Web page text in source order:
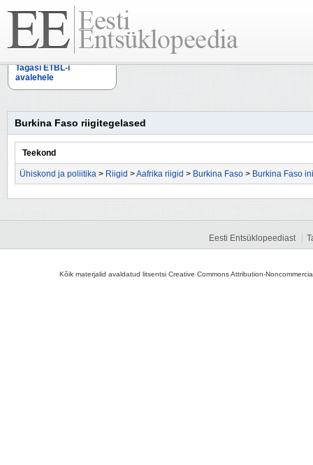
Tagasi ETBL-i
avalehele
Burkina Faso riigitegelased
Teekond
Ühiskond ja poliitika > Riigid >Aafrika riigid > Burkina Faso > Burkina Faso
Eesti Entsüklopeediast
Kõik materjalid avaldatud litsentsi Creative Commons Attribution-